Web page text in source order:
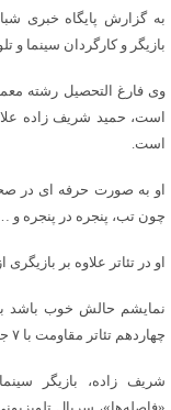
به گزارش پایگاه خبری
بازیگر و کارگردان سینما و
است، حمید شریف زاده
است.
او به صورت حرفه ای در
چون تب، پنجره در پنجره و
او در تئاتر علاوه بر
چهاردهم تئاتر مقاومت با ۷ جایزه اثر برگزیده این جشنواره شد
شریف زاده، بازیگر